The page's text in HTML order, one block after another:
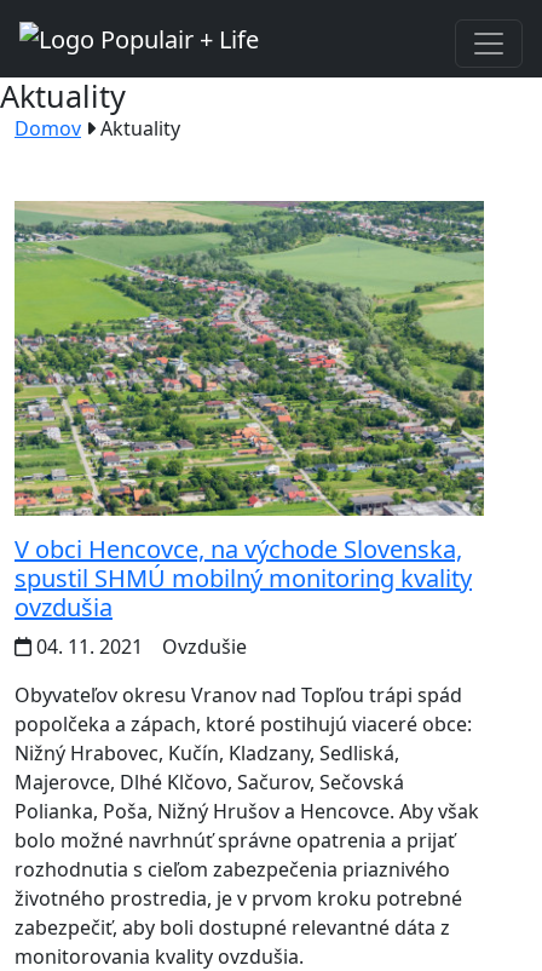
Aktuality
Domov Aktuality
V obci Hencovce, na východe Slovenska,
spustil SHMÚ mobilný monitoring kvality
ovzdušia
04. 11. 2021
Ovzdušie
Obyvateľov okresu Vranov nad Topľou trápi spád
popolčeka a zápach, ktoré postihujú viaceré obce:
Nižný Hrabovec, Kučín, Kladzany, Sedliská,
Majerovce, Dlhé Klčovo, Sačurov, Sečovská
Polianka, Poša, Nižný Hrušov a Hencovce. Aby však
bolo možné navrhnúť správne opatrenia a prijať
rozhodnutia s cieľom zabezpečenia priaznivého
životného prostredia, je v prvom kroku potrebné
zabezpečiť, aby boli dostupné relevantné dáta z
monitorovania kvality ovzdušia.